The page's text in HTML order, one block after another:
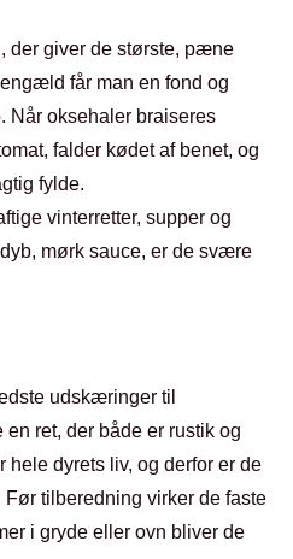
der giver de største, pæne
får man en fond og
Når oksehaler braiseres
falder kødet af benet, og
fylde.
vinterretter, supper og
mørk sauce, er de svære
udskæringer til
ret, der både er rustik og
dyrets liv, og derfor er de
tilberedning virker de faste
i gryde eller ovn bliver de